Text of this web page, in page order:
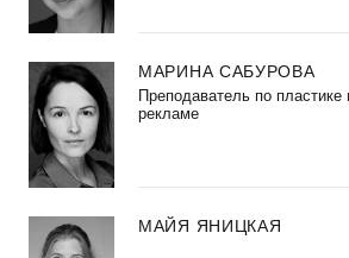
МАРИНА САБУРОВА
Преподаватель по пластике
рекламе
МАЙЯ ЯНИЦКАЯ